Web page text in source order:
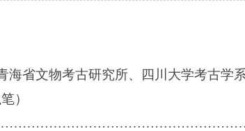
省文物考古研究所、 四川大学考古学